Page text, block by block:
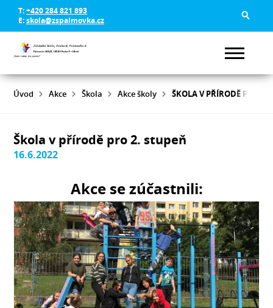
T:+420 284 821 893
E:skola@zspalmovka.cz
Úvod Akce Škola Akce školy ŠKOLA V PŘÍRODĚ PRO 2.
Škola v přírodě pro 2. stupeň
16.6.2022
Akce se zúčastnili: